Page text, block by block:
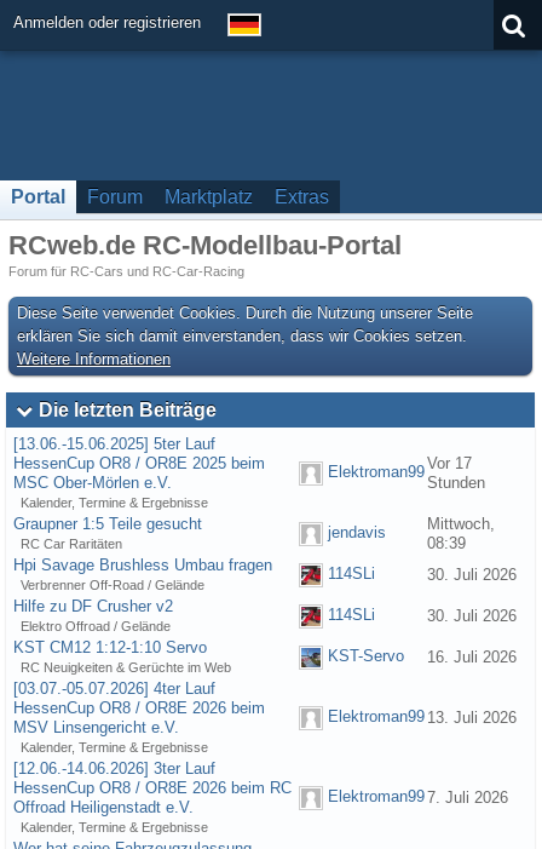
Anmelden oder registrieren
Portal Forum Marktplatz Extras
RCweb.de RC-Modellbau-Portal
Forum für RC-Cars und RC-Car-Racing
Diese Seite verwendet Cookies. Durch die Nutzung unserer Seite
erklären Sie sich damit einverstanden, dass wir Cookies setzen.
Weitere Informationen
Die letzten Beiträge
[13.06.-15.06.2025] 5ter Lauf
HessenCup OR8 / OR8E 2025 beim
MSC Ober-Mörlen e.V.
Kalender, Termine & Ergebnisse
Elektroman99Vor 17
Stunden
Graupner 1:5 Teile gesucht
RC Car Raritäten
jendavis
Mittwoch,
08:39
Hpi Savage Brushless Umbau fragen
Verbrenner Off-Road / Gelände
114SLi
30. Juli 2026
Hilfe zu DF Crusher v2
Elektro Offroad / Gelände
114SLi
30. Juli 2026
KST CM12 1:12-1:10 Servo
RC Neuigkeiten & Gerüchte im Web
KST-Servo
16. Juli 2026
[03.07.-05.07.2026] 4ter Lauf
HessenCup OR8 / OR8E 2026 beim
MSV Linsengericht e.V.
Kalender, Termine & Ergebnisse
Elektroman99 13. Juli 2026
[12.06.-14.06.2026] 3ter Lauf
HessenCup OR8 / OR8E 2026 beim RC
Offroad Heiligenstadt e.V.
Kalender, Termine & Ergebnisse
Elektroman997. Juli 2026